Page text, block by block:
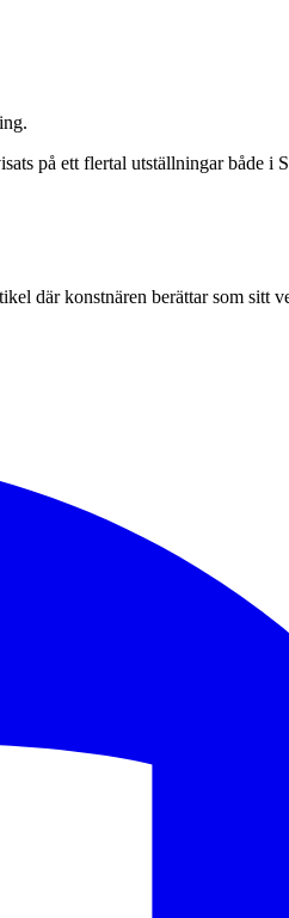
på ett flertal utställningar både i
där konstnären berättar som sitt